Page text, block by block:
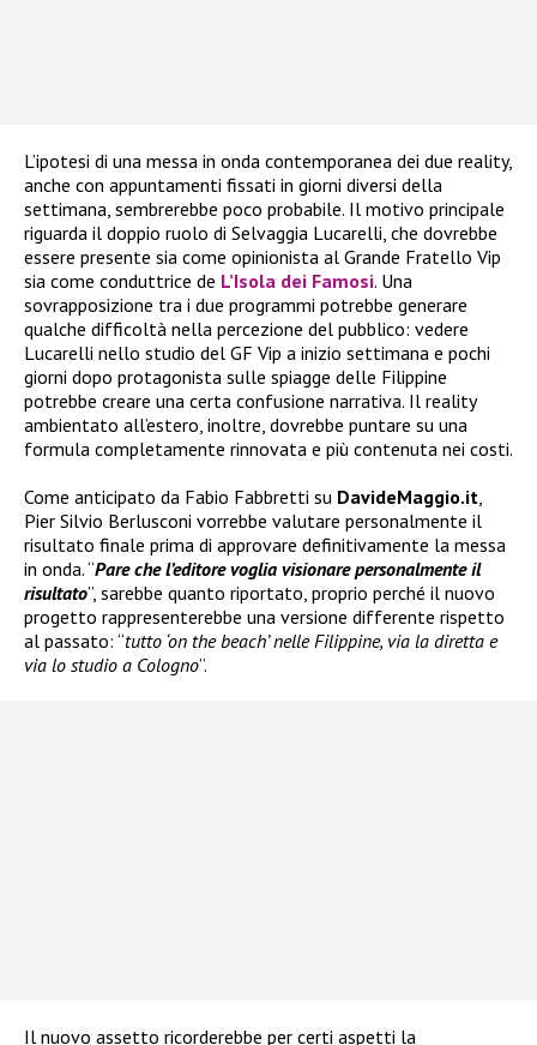
L’ipotesi di una messa in onda contemporanea dei due reality,
anche con appuntamenti fissati in giorni diversi della
settimana, sembrerebbe poco probabile. Il motivo principale
riguarda il doppio ruolo di Selvaggia Lucarelli, che dovrebbe
essere presente sia come opinionista al Grande Fratello Vip
sia come conduttrice de L’Isola dei Famosi. Una
sovrapposizione tra i due programmi potrebbe generare
qualche difficoltà nella percezione del pubblico: vedere
Lucarelli nello studio del GF Vip a inizio settimana e pochi
giorni dopo protagonista sulle spiagge delle Filippine
potrebbe creare una certa confusione narrativa. Il reality
ambientato all’estero, inoltre, dovrebbe puntare su una
formula completamente rinnovata e più contenuta nei costi.
Come anticipato da Fabio Fabbretti su DavideMaggio.it,
Pier Silvio Berlusconi vorrebbe valutare personalmente il
risultato finale prima di approvare definitivamente la messa
in onda. “Pare che l’editore voglia visionare personalmente il
risultato”, sarebbe quanto riportato, proprio perché il nuovo
progetto rappresenterebbe una versione differente rispetto
al passato: “tutto ‘on the beach’ nelle Filippine, via la diretta e
via lo studio a Cologno”.
Il nuovo assetto ricorderebbe per certi aspetti la